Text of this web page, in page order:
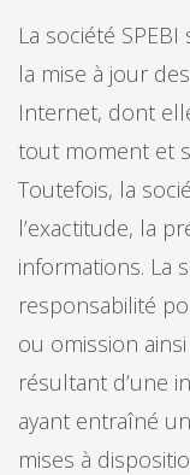
La société SPEBI
la mise à jour
Internet, dont
tout moment et
Toutefois, la
l’exactitude, la
informations. La
responsabilité
ou omission
résultant d’une
ayant entraîné
mises à